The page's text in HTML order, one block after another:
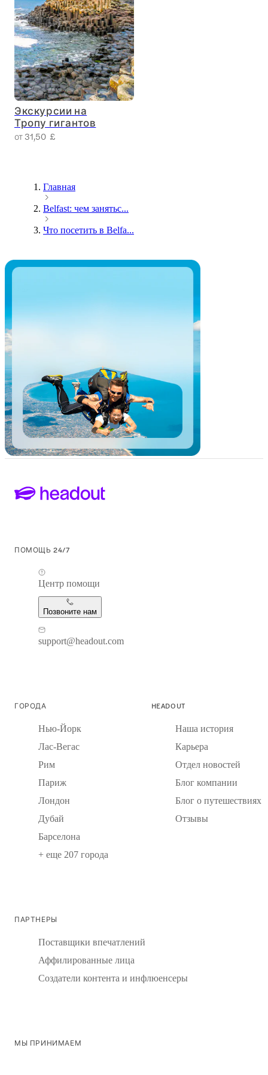
Экскурсии на
Тропу гигантов
от 31,50 £
Главная
Belfast: чем занятьс...
Что посетить в Belfa...
ПОМОЩЬ 24/7
Центр помощи
Позвоните нам
support@headout.com
ГОРОДА
Нью-Йорк
Лас-Вегас
Рим
Париж
Лондон
Дубай
Барселона
+ еще 207 города
HEADOUT
Наша история
Карьера
Отдел новостей
Блог компании
Блог о путешествиях
Отзывы
ПАРТНЕРЫ
Поставщики впечатлений
Аффилированные лица
Создатели контента и инфлюенсеры
МЫ ПРИНИМАЕМ